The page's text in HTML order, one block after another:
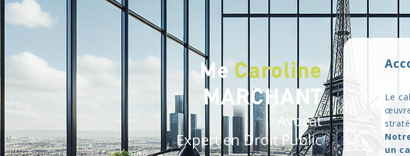
Me Caroline
MARCHANT
Avocat
Expert en Droit Public
Le
un